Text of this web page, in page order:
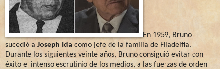
En 1959, Bruno
sucedió a Joseph Ida como jefe de la familia de Filadelfia.
Durante los siguientes veinte años, Bruno consiguió evitar con
éxito el intenso escrutinio de los medios, a las fuerzas de orden